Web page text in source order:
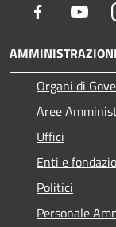
Facebook
Organi di
Aree
Uffici
Enti e
Politici
Personale